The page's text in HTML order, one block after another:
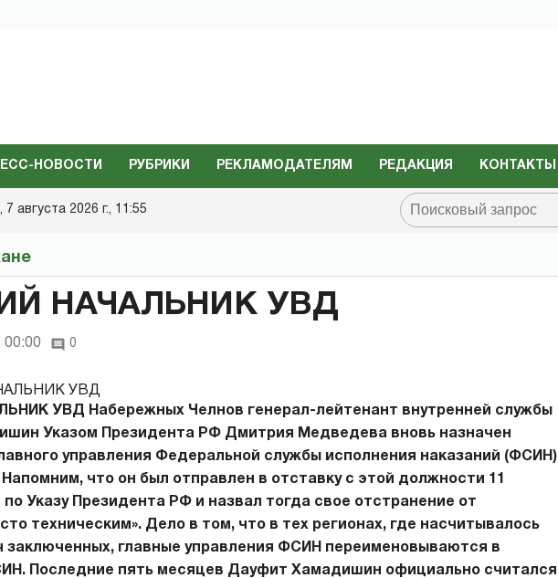
НОВОСТИ РУБРИКИ РЕКЛАМОДАТЕЛЯМ РЕДАКЦИЯ КОНТАКТЫ
7 августа 2026 г., 11:55
НАЧАЛЬНИК УВД
00:00 0
УВД Набережных Челнов генерал-лейтенант внутренней службы
Указом Президента РФ Дмитрия Медведева вновь назначен
управления Федеральной службы исполнения наказаний (ФСИН)
Напомним, что он был отправлен в отставку с этой должности 11
Указу Президента РФ и назвал тогда свое отстранение от
техническим». Дело в том, что в тех регионах, где насчитывалось
заключенных, главные управления ФСИН переименовываются в
Последние пять месяцев Дауфит Хамадишин официально считался